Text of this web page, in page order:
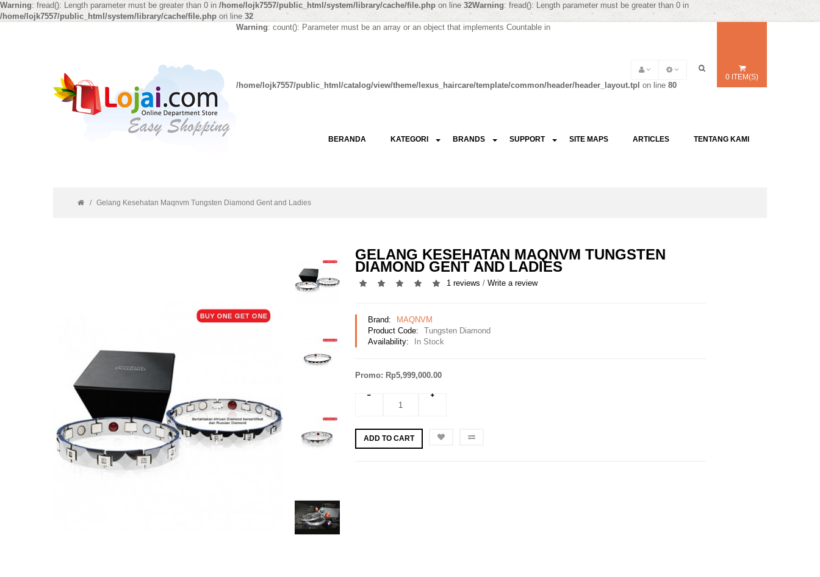
Warning: fread(): Length parameter must be greater than 0 in /home/lojk7557/public_html/system/library/cache/file.php on line 32Warning: fread(): Length parameter must be greater than 0 in
/home/lojk7557/public_html/system/library/cache/file.php on line 32
0 ITEM(S)
Warning: count(): Parameter must be an array or an object that implements Countable in
/home/lojk7557/public_html/catalog/view/theme/lexus_haircare/template/common/header/header_layout.tpl on line 80
BERANDA KATEGORI BRANDS SUPPORT SITE MAPS ARTICLES TENTANG KAMI
Gelang Kesehatan Maqnvm Tungsten Diamond Gent and Ladies
GELANG KESEHATAN MAQNVM TUNGSTEN
DIAMOND GENT AND LADIES
1 reviews / Write a review
Brand:
MAQNVM
Product Code:
Tungsten Diamond
Availability:
In Stock
Promo: Rp5,999,000.00
ADD TO CART